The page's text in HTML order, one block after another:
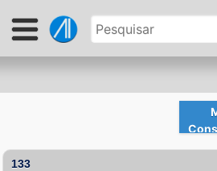
133